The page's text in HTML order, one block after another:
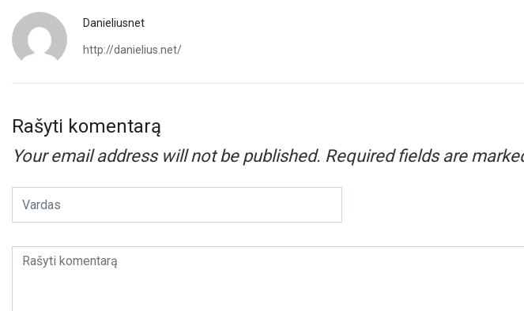
Danieliusnet
http://danielius.net/
Rašyti komentarą
Your email address will not be published. Required fields are